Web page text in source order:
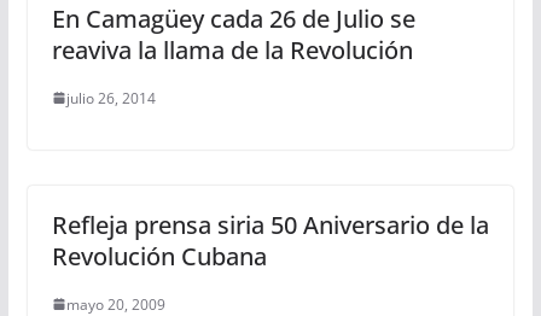
En Camagüey cada 26 de Julio se
reaviva la llama de la Revolución
julio 26, 2014
Refleja prensa siria 50 Aniversario de la
Revolución Cubana
mayo 20, 2009